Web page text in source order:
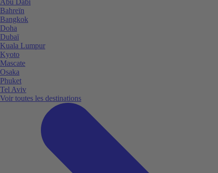
Bahreïn
Bangkok
Doha
Dubaï
Kuala Lumpur
Kyoto
Mascate
Osaka
Phuket
Tel Aviv
Voir toutes les destinations